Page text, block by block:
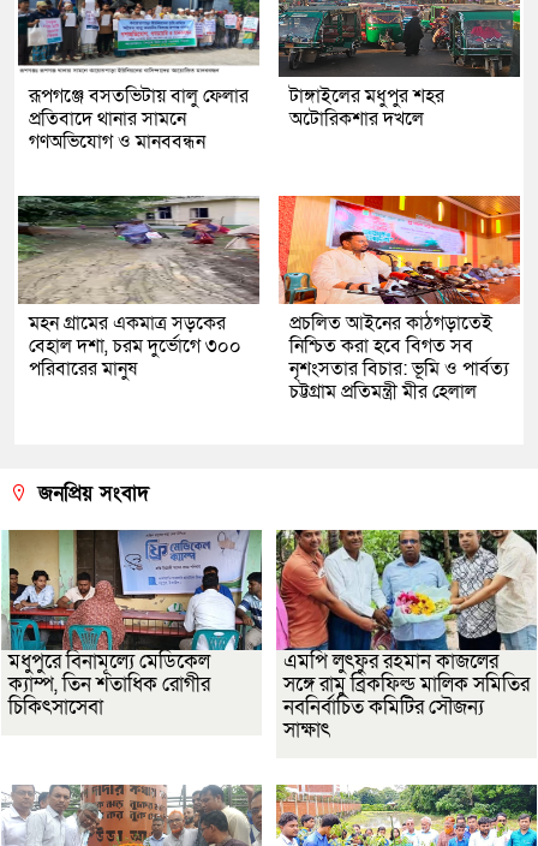
রূপগঞ্জে বসতভিটায় বালু ফেলার
প্রতিবাদে থানার সামনে
গণঅভিযোগ ও মানববন্ধন
টাঙ্গাইলের মধুপুর শহর
অটোরিকশার দখলে
মহন গ্রামের একমাত্র সড়কের
বেহাল দশা, চরম দুর্ভোগে ৩০০
পরিবারের মানুষ
প্রচলিত আইনের কাঠগড়াতেই
নিশ্চিত করা হবে বিগত সব
নৃশংসতার বিচার: ভূমি ও পার্বত্য
চট্টগ্রাম প্রতিমন্ত্রী মীর হেলাল
জনপ্রিয় সংবাদ
মধুপুরে বিনামূল্যে মেডিকেল
ক্যাম্প, তিন শতাধিক রোগীর
চিকিৎসাসেবা
এমপি লুৎফুর রহমান কাজলের
সঙ্গে রামু ব্রিকফিল্ড মালিক সমিতির
নবনির্বাচিত কমিটির সৌজন্য
সাক্ষাৎ